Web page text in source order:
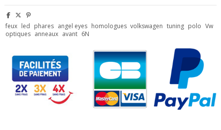
feux led phares angel eyes homologues volkswagen tuning polo Vw
optiques anneaux avant 6N